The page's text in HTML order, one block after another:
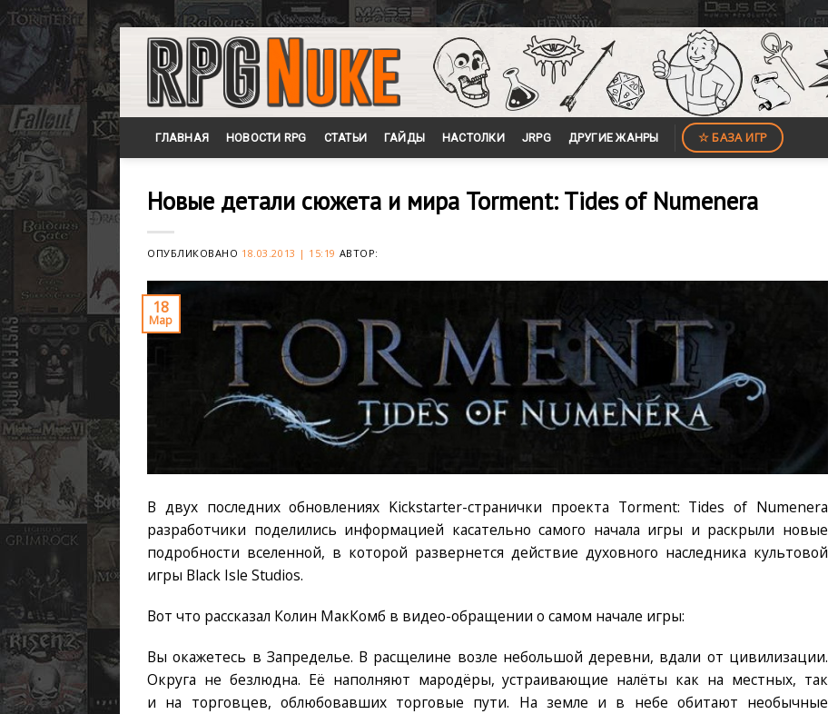
Skip
content
ГЛАВНАЯ НОВОСТИ RPG СТАТЬИ ГАЙДЫ НАСТОЛКИ JRPG ДРУГИЕ ЖАНРЫ ☆ БАЗА ИГР
Новые детали сюжета и мира Torment: Tides of Numenera
ОПУБЛИКОВАНО 18.03.2013 | 15:19 АВТОР:
18
Мар
В двух последних обновлениях Kickstarter-странички проекта Torment: Tides of Numenera
разработчики поделились информацией касательно самого начала игры и раскрыли новые
подробности вселенной, в которой развернется действие духовного наследника культовой
игры Black Isle Studios.
Вот что рассказал Колин МакКомб в видео-обращении о самом начале игры:
Вы окажетесь в Запределье. В расщелине возле небольшой деревни, вдали от цивилизации.
Округа не безлюдна. Её наполняют мародёры, устраивающие налёты как на местных, так
и на торговцев, облюбовавших торговые пути. На земле и в небе обитают необычные